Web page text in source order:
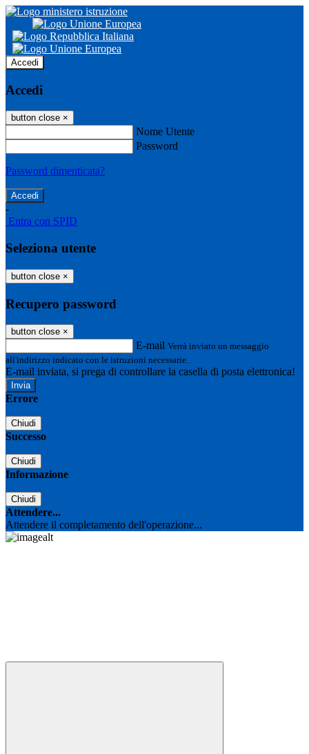
Accedi
Accedi
button close ×
Nome Utente
Password
Password dimenticata?
-
Entra con SPID
Seleziona utente
button close ×
Recupero password
button close ×
E-mail Verrà inviato un messaggio
all'indirizzo indicato con le istruzioni necessarie.
E-mail inviata, si prega di controllare la casella di posta elettronica!
Errore
Chiudi
Successo
Chiudi
Informazione
Chiudi
Attendere...
Attendere il completamento dell'operazione...